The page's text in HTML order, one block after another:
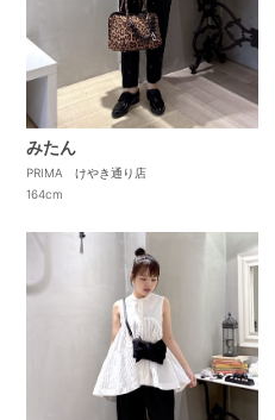
みたん
PRIMA けやき通り店
164cm